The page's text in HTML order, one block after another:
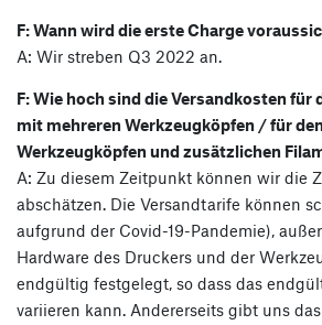
F: Wann wird die erste Charge
A: Wir streben Q3 2022 an.
F: Wie hoch sind die Versandkosten für
mit mehreren Werkzeugköpfen / für
Werkzeugköpfen und zusätzlichen
A: Zu diesem Zeitpunkt können wir die
abschätzen. Die Versandtarife können
aufgrund der Covid-19-Pandemie),
Hardware des Druckers und der
endgültig festgelegt, so dass das
variieren kann. Andererseits gibt uns das